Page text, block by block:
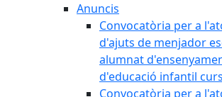
Anuncis
Convocatòria per a
d'ajuts de menjador
alumnat
d'educació infantil
Convocatòria per a